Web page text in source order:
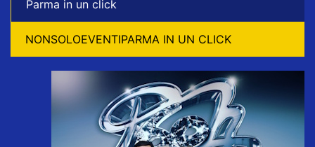
Parma in un click
NONSOLOEVENTIPARMA IN UN CLICK